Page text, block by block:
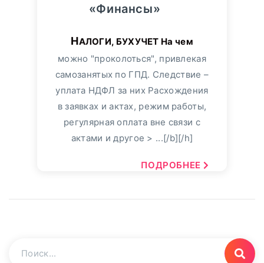
«Финансы»
НАЛОГИ, БУХУЧЕТ На чем
можно "проколоться", привлекая
самозанятых по ГПД. Следствие –
уплата НДФЛ за них Расхождения
в заявках и актах, режим работы,
регулярная оплата вне связи с
актами и другое > ...[/b][/h]
ПОДРОБНЕЕ